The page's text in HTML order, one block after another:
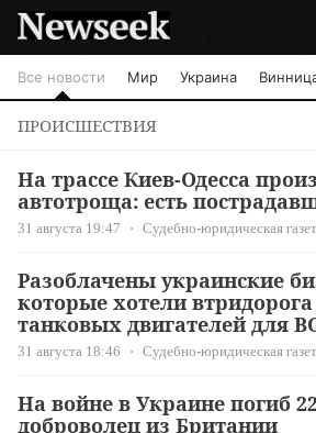
Все новости Мир Украина
ПРОИСШЕСТВИЯ
На трассе Киев-Одесса
автотроща: есть
31 августа 19:47 Судебно-юридическая
Разоблачены украинские
которые хотели
танковых двигателей для
31 августа 18:46 Судебно-юридическая
На войне в Украине погиб
доброволец из Британии